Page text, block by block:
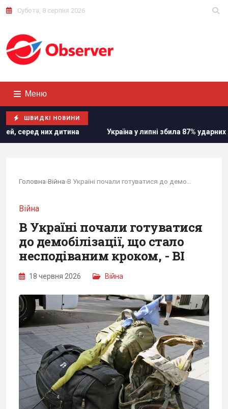
Субота, 8 серпня 2026
Меню
ШВИДКІ НОВИНИ
у липні збила 87% ударних дронів і лише 15% балістичних
Головна›Війна›
Війна
В Україні почали готуватися
до демобілізації, що стало
несподіваним кроком, - BI
18 червня 2026 Війна